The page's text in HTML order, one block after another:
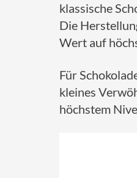
klassische
Die
Wert auf
Für
kleines
höchstem